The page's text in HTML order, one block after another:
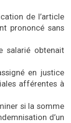
de l’article
prononcé sans
salarié obtenait
en justice
afférentes à
si la somme
d’un